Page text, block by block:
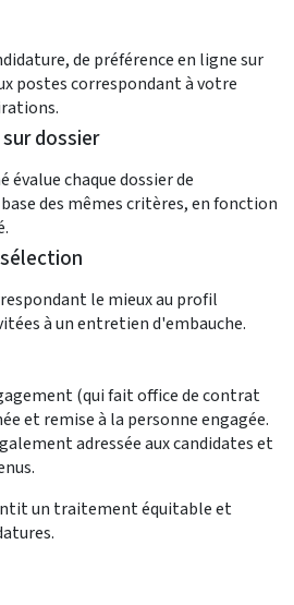
de préférence en ligne sur
postes correspondant à votre
dossier
évalue chaque dossier de
des mêmes critères, en fonction
le mieux au profil
à un entretien d'embauche.
(qui fait office de contrat
et remise à la personne engagée.
adressée aux candidates et
un traitement équitable et